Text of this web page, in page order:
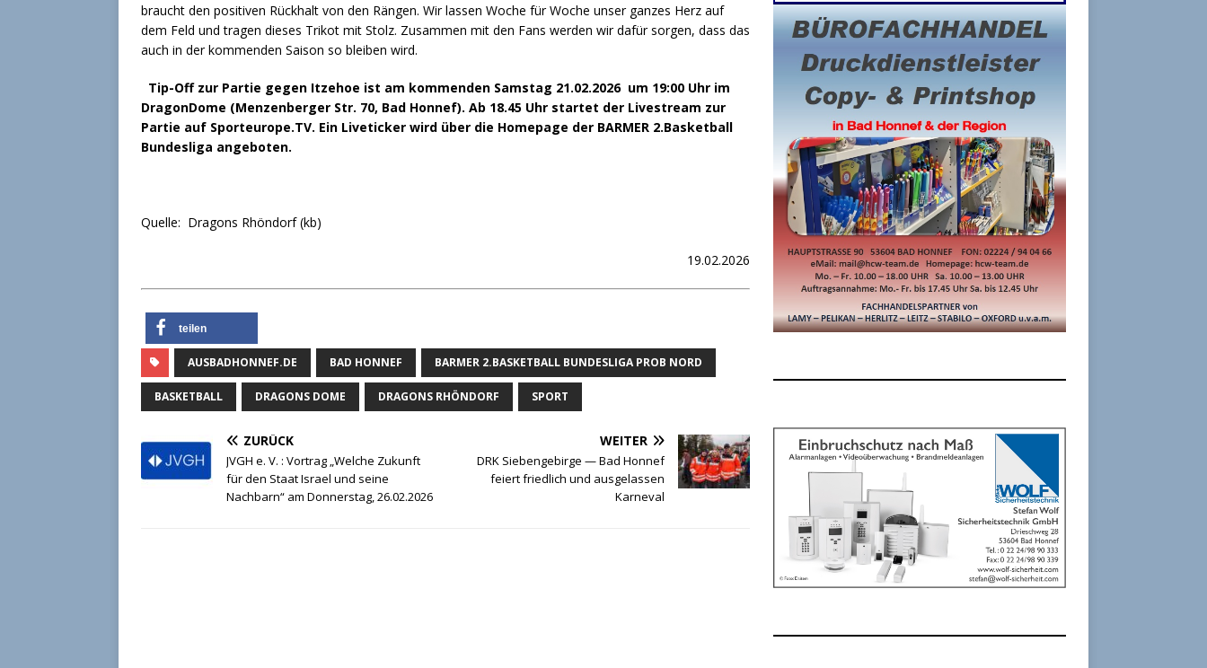
braucht den positiven Rückhalt von den Rängen. Wir lassen Woche für Woche unser ganzes Herz auf
dem Feld und tragen dieses Trikot mit Stolz. Zusammen mit den Fans werden wir dafür sorgen, dass das
auch in der kommenden Saison so bleiben wird.
Tip-Off zur Partie gegen Itzehoe ist am kommenden Samstag 21.02.2026 um 19:00 Uhr im
DragonDome (Menzenberger Str. 70, Bad Honnef). Ab 18.45 Uhr startet der Livestream zur
Partie auf Sporteurope.TV. Ein Liveticker wird über die Homepage der BARMER 2.Basketball
Bundesliga angeboten.
Quelle: Dragons Rhöndorf (kb)
19.02.2026
teilen
AUSBADHONNEF.DE BAD HONNEF BARMER 2.BASKETBALL BUNDESLIGA PROB NORD
BASKETBALL DRAGONS DOME DRAGONS RHÖNDORF SPORT
ZURÜCK
JVGH e. V. : Vortrag „Welche Zukunft
für den Staat Israel und seine
Nachbarn“ am Donnerstag, 26.02.2026
WEITER
DRK Siebengebirge — Bad Honnef
feiert friedlich und ausgelassen
Karneval